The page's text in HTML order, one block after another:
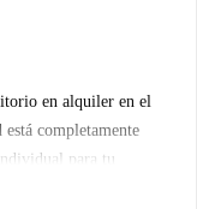
en alquiler en el
completamente
para tu
El apartamento